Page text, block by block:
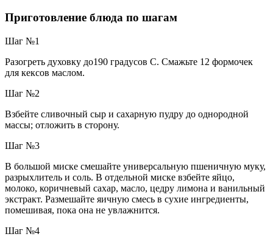
Приготовление блюда по шагам
Шаг №1
Разогреть духовку до190 градусов C. Смажьте 12 формочек
для кексов маслом.
Шаг №2
Взбейте сливочный сыр и сахарную пудру до однородной
массы; отложить в сторону.
Шаг №3
В большой миске смешайте универсальную пшеничную муку,
разрыхлитель и соль. В отдельной миске взбейте яйцо,
молоко, коричневый сахар, масло, цедру лимона и ванильный
экстракт. Размешайте яичную смесь в сухие ингредиенты,
помешивая, пока она не увлажнится.
Шаг №4